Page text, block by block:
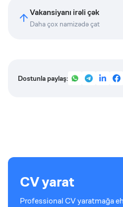
Vakansiyanı irəli çək
Daha çox namizədə çat
Dostunla paylaş:
CV yarat
Professional CV yaratmağa